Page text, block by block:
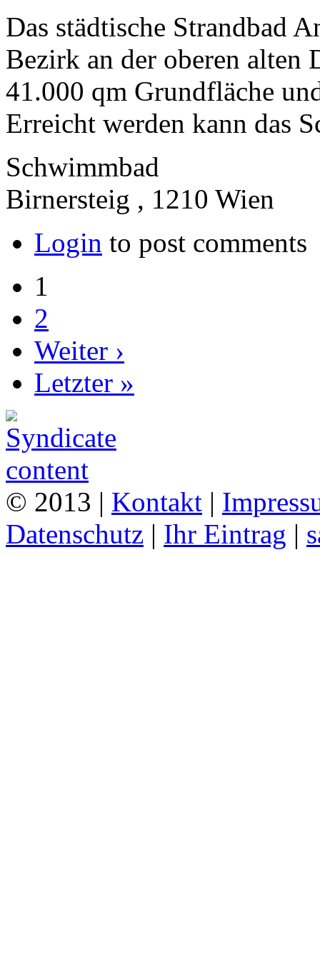
Das städtische Strandbad
Bezirk an der oberen alten
41.000 qm Grundfläche
Erreicht werden kann das
Schwimmbad
Birnersteig , 1210 Wien
Login to post comments
1
2
Weiter ›
Letzter »
© 2013 | Kontakt |
Datenschutz | Ihr Eintrag |